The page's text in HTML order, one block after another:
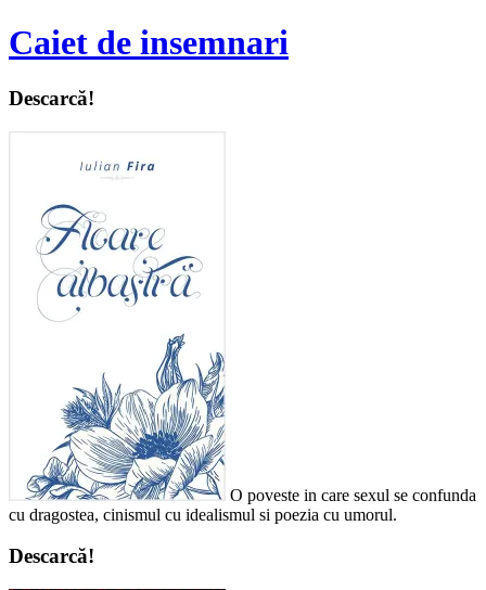
Caiet de insemnari
Descarcă!
O poveste in care sexul se confunda
cu dragostea, cinismul cu idealismul si poezia cu umorul.
Descarcă!